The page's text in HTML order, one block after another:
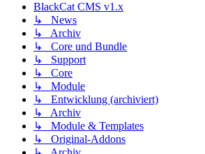
BlackCat CMS v1.x
↳ News
↳ Archiv
↳ Core und Bundle
↳ Support
↳ Core
↳ Module
↳ Entwicklung (archiviert)
↳ Archiv
↳ Module & Templates
↳ Original-Addons